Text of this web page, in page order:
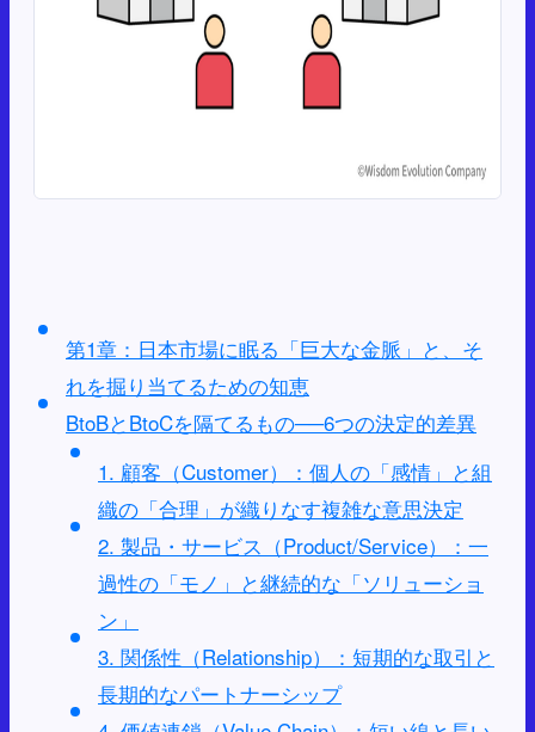
第1章：日本市場に眠る「巨大な金脈」と、そ
れを掘り当てるための知恵
BtoBとBtoCを隔てるもの──6つの決定的差異
1. 顧客（Customer）：個人の「感情」と組
織の「合理」が織りなす複雑な意思決定
2. 製品・サービス（Product/Service）：一
過性の「モノ」と継続的な「ソリューショ
ン」
3. 関係性（Relationship）：短期的な取引と
長期的なパートナーシップ